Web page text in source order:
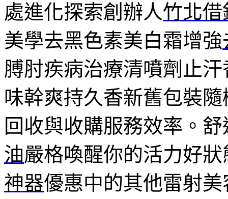
處進化探索創辦人竹北借
美學去黑色素美白霜增強
膊肘疾病治療清噴劑止
味幹爽持久香新舊包裝
回收與收購服務效率。
油嚴格喚醒你的活力好
神器優惠中的其他雷射